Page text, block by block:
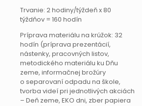
Trvanie: 2 hodiny/týždeň x 80
týždňov = 160 hodín
Príprava materiálu na krúžok: 32
hodín (príprava prezentácií,
nástenky, pracovných listov,
metodického materiálu ku Dňu
zeme, informačnej brožúry
o separovaní odpadu na škole,
tvorba videí pri jednotlivých akciách
– Deň zeme, EKO dni, zber papiera